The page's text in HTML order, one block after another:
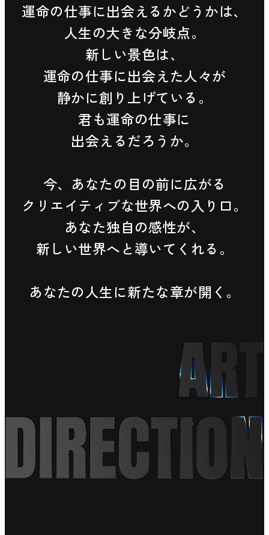
運命の仕事に出会えるかどうかは、
人生の大きな分岐点。
新しい景色は、
運命の仕事に出会えた人々が
静かに創り上げている。
君も運命の仕事に
出会えるだろうか。
今、あなたの目の前に広がる
クリエイティブな世界への入り口。
あなた独自の感性が、
新しい世界へと導いてくれる。
あなたの人生に新たな章が開く。